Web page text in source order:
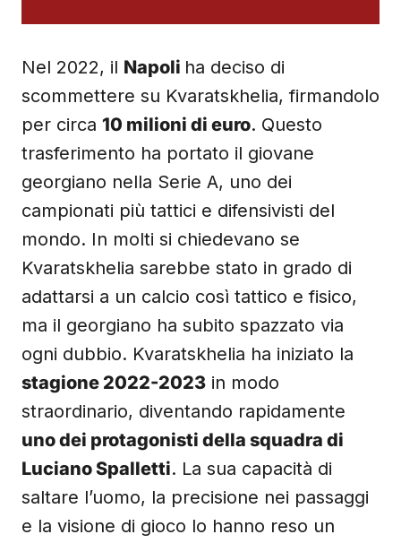
Nel 2022, il Napoli ha deciso di
scommettere su Kvaratskhelia, firmandolo
per circa 10 milioni di euro. Questo
trasferimento ha portato il giovane
georgiano nella Serie A, uno dei
campionati più tattici e difensivisti del
mondo. In molti si chiedevano se
Kvaratskhelia sarebbe stato in grado di
adattarsi a un calcio così tattico e fisico,
ma il georgiano ha subito spazzato via
ogni dubbio. Kvaratskhelia ha iniziato la
stagione 2022-2023 in modo
straordinario, diventando rapidamente
uno dei protagonisti della squadra di
Luciano Spalletti. La sua capacità di
saltare l’uomo, la precisione nei passaggi
e la visione di gioco lo hanno reso un